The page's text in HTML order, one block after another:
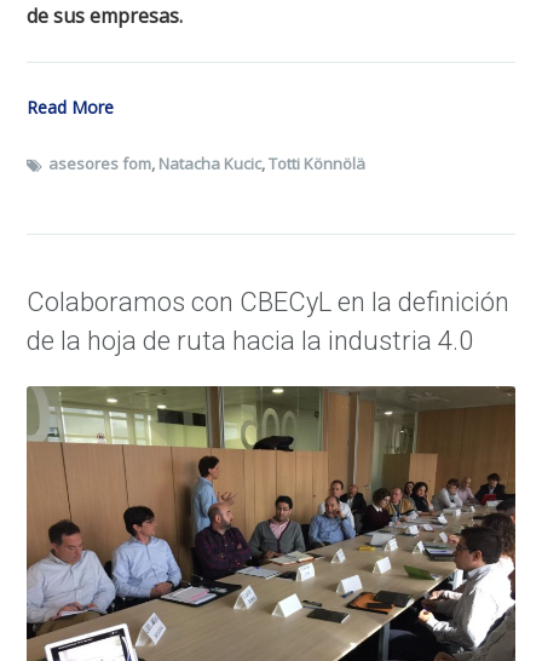
de sus empresas.
Read More
asesores fom, Natacha Kucic,Totti Könnölä
Colaboramos con CBECyL en la definición
de la hoja de ruta hacia la industria 4.0